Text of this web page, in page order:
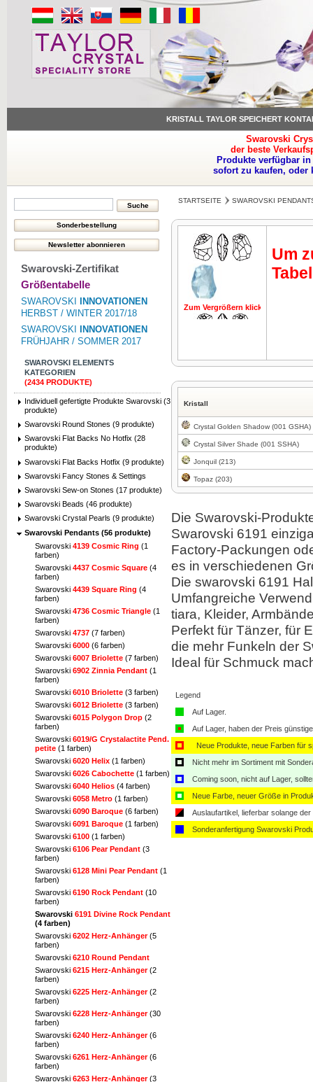
KRISTALL TAYLOR SPEICHERT
Swarovski
der beste
Produkte verfügbar
sofort zu kaufen, oder
Swarovski-Zertifikat
Größentabelle
SWAROVSKI
INNOVATIONEN
HERBST / WINTER 2017/18
SWAROVSKI
INNOVATIONEN
FRÜHJAHR / SOMMER 2017
SWAROVSKI ELEMENTS
KATEGORIEN
(2434 PRODUKTE)
Individuell gefertigte Produkte Swarovski (3
produkte)
Swarovski Round Stones (9 produkte)
Swarovski Flat Backs No Hotfix (28
produkte)
Swarovski Flat Backs Hotfix (9 produkte)
Swarovski Fancy Stones & Settings
Swarovski Sew-on Stones (17 produkte)
Swarovski Beads (46 produkte)
Swarovski Crystal Pearls (9 produkte)
Swarovski Pendants (56 produkte)
Swarovski 4139 Cosmic Ring (1
farben)
Swarovski 4437 Cosmic Square (4
farben)
Swarovski 4439 Square Ring (4
farben)
Swarovski 4736 Cosmic Triangle (1
farben)
Swarovski 4737 (7 farben)
Swarovski 6000 (6 farben)
Swarovski 6007 Briolette (7 farben)
Swarovski 6902 Zinnia Pendant (1
farben)
Swarovski 6010 Briolette (3 farben)
Swarovski 6012 Briolette (3 farben)
Swarovski 6015 Polygon Drop (2
farben)
Swarovski 6019/G Crystalactite Pend.
petite (1 farben)
Swarovski 6020 Helix (1 farben)
Swarovski 6026 Cabochette (1 farben)
Swarovski 6040 Helios (4 farben)
Swarovski 6058 Metro (1 farben)
Swarovski 6090 Baroque (6 farben)
Swarovski 6091 Baroque (1 farben)
Swarovski 6100 (1 farben)
Swarovski 6106 Pear Pendant (3
farben)
Swarovski 6128 Mini Pear Pendant (1
farben)
Swarovski 6190 Rock Pendant (10
farben)
Swarovski 6191 Divine Rock Pendant
(4 farben)
Swarovski 6202 Herz-Anhänger(5
farben)
Swarovski 6210 Round Pendant
Swarovski 6215 Herz-Anhänger(2
farben)
Swarovski 6225 Herz-Anhänger(2
farben)
Swarovski 6228 Herz-Anhänger(30
farben)
Swarovski 6240 Herz-Anhänger(6
farben)
Swarovski 6261 Herz-Anhänger(6
farben)
Swarovski 6263 Herz-Anhänger(3
STARTSEITE SWAROVSKI
Zum Vergrößern klicken
Zum Vergrößern klicken
Um
Kristall
Crystal Golden Shadow (001 GSHA)
Crystal Silver Shade (001 SSHA)
Jonquil (213)
Topaz (203)
Die Swarovski-
Swarovski 6191
Factory-Packungen
es in verschiedenen
Die swarovski 6191
Umfangreiche
tiara, Kleider,
Perfekt für Tänzer, für
die mehr Funkeln der
Ideal für Schmuck
Legend
Auf Lager.
Auf Lager, haben der Preis
Neue Produkte, neue Farben für
Nicht mehr im Sortiment mit
Coming soon, nicht auf Lager,
Neue Farbe, neuer Größe in
Auslaufartikel, lieferbar solange der
Sonderanfertigung Swarovski